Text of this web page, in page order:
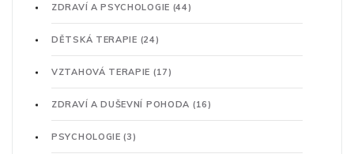
ZDRAVÍ A PSYCHOLOGIE (44)
DĚTSKÁ TERAPIE (24)
VZTAHOVÁ TERAPIE (17)
ZDRAVÍ A DUŠEVNÍ POHODA (16)
PSYCHOLOGIE(3)